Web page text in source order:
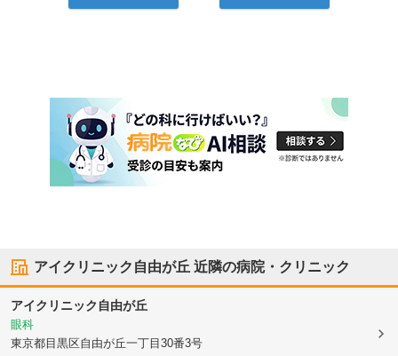
アイクリニック自由が丘 近隣の病院・クリニック
アイクリニック自由が丘
眼科
東京都目黒区自由が丘一丁目30番3号